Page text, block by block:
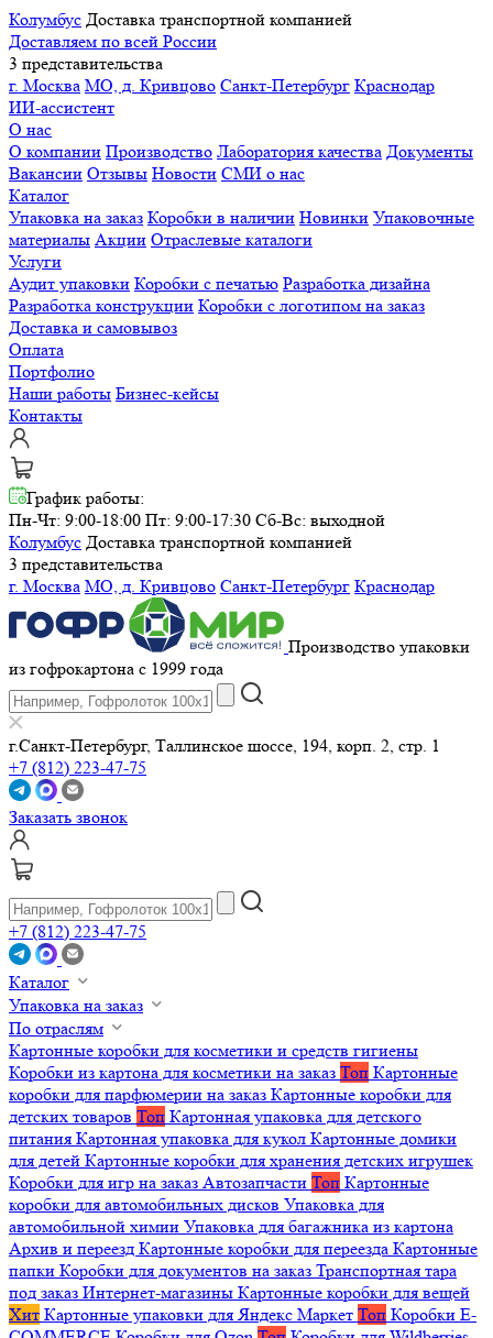
Колумбус Доставка транспортной компанией
Доставляем по всей России
3 представительства
г. Москва МО, д. Кривцово Санкт-Петербург Краснодар
ИИ-ассистент
О нас
О компании Производство Лаборатория качества Документы
Вакансии Отзывы Новости СМИ о нас
Каталог
Упаковка на заказ Коробки в наличии Новинки Упаковочные
материалы Акции Отраслевые каталоги
Услуги
Аудит упаковки Коробки с печатью Разработка дизайна
Разработка конструкции Коробки с логотипом на заказ
Доставка и самовывоз
Оплата
Портфолио
Наши работы Бизнес-кейсы
Контакты
График работы:
Пн-Чт: 9:00-18:00 Пт: 9:00-17:30 Сб-Вс: выходной
Колумбус Доставка транспортной компанией
3 представительства
г. Москва МО, д. Кривцово Санкт-Петербург Краснодар
Производство упаковки
из гофрокартона с 1999 года
г.Санкт-Петербург, Таллинское шоссе, 194, корп. 2, стр. 1
+7 (812) 223-47-75
Заказать звонок
+7 (812) 223-47-75
Каталог
Упаковка на заказ
По отраслям
Картонные коробки для косметики и средств гигиены
Коробки из картона для косметики на заказ Топ Картонные
коробки для парфюмерии на заказ Картонные коробки для
детских товаров Топ Картонная упаковка для детского
питания Картонная упаковка для кукол Картонные домики
для детей Картонные коробки для хранения детских игрушек
Коробки для игр на заказ Автозапчасти Топ Картонные
коробки для автомобильных дисков Упаковка для
автомобильной химии Упаковка для багажника из картона
Архив и переезд Картонные коробки для переезда Картонные
папки Коробки для документов на заказ Транспортная тара
под заказ Интернет-магазины Картонные коробки для вещей
Хит Картонные упаковки для Яндекс Маркет Топ Коробки E-